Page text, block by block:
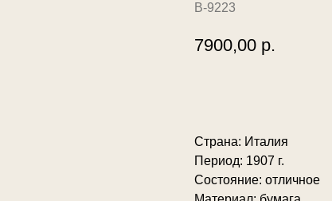
В-9223
7900,00 р.
Страна: Италия
Период: 1907 г.
Состояние: отличное